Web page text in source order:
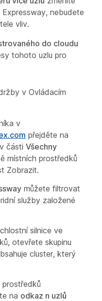
nebudete
vliv.
do cloudu
tohoto uzlu pro
v Ovládacím
v
přejděte na
části Všechny
místních prostředků
Zobrazit.
můžete filtrovat
služby založené
silnice ve
otevřete skupinu
cluster, který
na odkaz n uzlů